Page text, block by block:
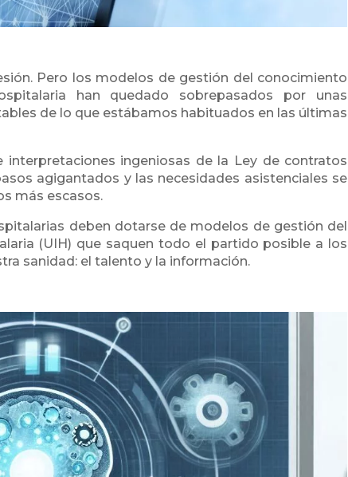
Pero los modelos de gestión del conocimiento
han quedado sobrepasados por unas
de lo que estábamos habituados en las últimas
ingeniosas de la Ley de contratos
agigantados y las necesidades asistenciales se
más escasos.
deben dotarse de modelos de gestión del
(UIH) que saquen todo el partido posible a los
sanidad: el talento y la información.